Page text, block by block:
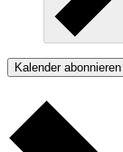
Kalender abonnieren